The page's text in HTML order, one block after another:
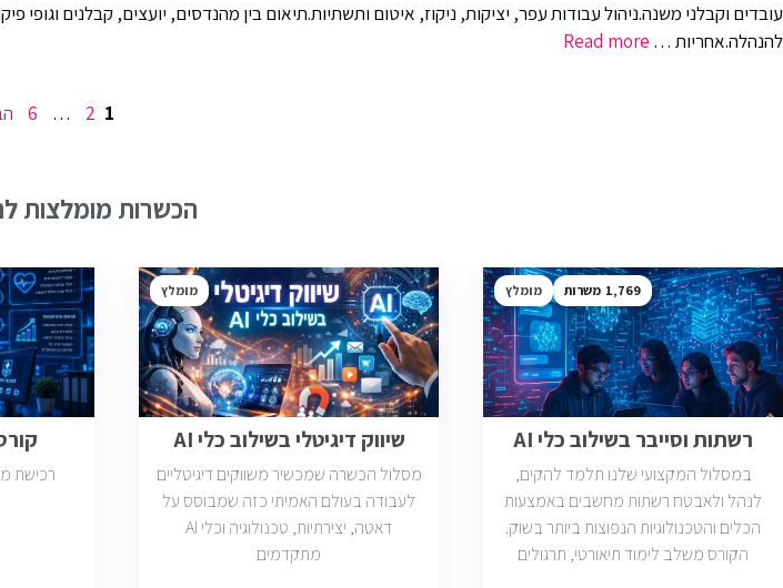
עובדים וקבלני משנה.ניהול עבודות עפר, יציקות, ניקוז, איטום ותשתיות.תיאום בין מהנדסים, יועצים, קבלנים וגופי
להנהלה.אחריות … Read more
עמוד
1 עמוד
2
… עמוד
6
הכשרות מומלצות
1,769 מומלץ
רשתות וסייבר בשילוב כלי AI
במסלול המקצועי שלנו תלמד להקים,
לנהל ולאבטח רשתות מחשבים באמצעות
הכלים והטכנולוגיות הנפוצות ביותר בשוק.
הקורס משלב לימוד תיאורטי, תרגולים
מומלץ
שיווק דיגיטלי בשילוב כלי AI
מסלול הכשרה שמכשיר משווקים דיגיטליים
לעבודה בעולם האמיתי כזה שמבוסס על
דאטה, יצירתיות, טכנולוגיה וכלי AI
מתקדמים
רכישת